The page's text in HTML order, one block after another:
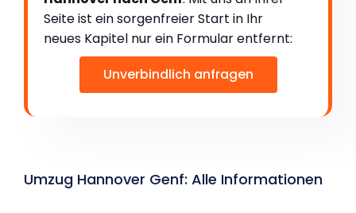
Seite ist ein sorgenfreier Start in Ihr
neues Kapitel nur ein Formular entfernt:
Unverbindlich anfragen
Umzug Hannover Genf: Alle Informationen